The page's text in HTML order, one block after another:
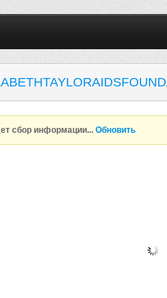
сбор информации...Обновить